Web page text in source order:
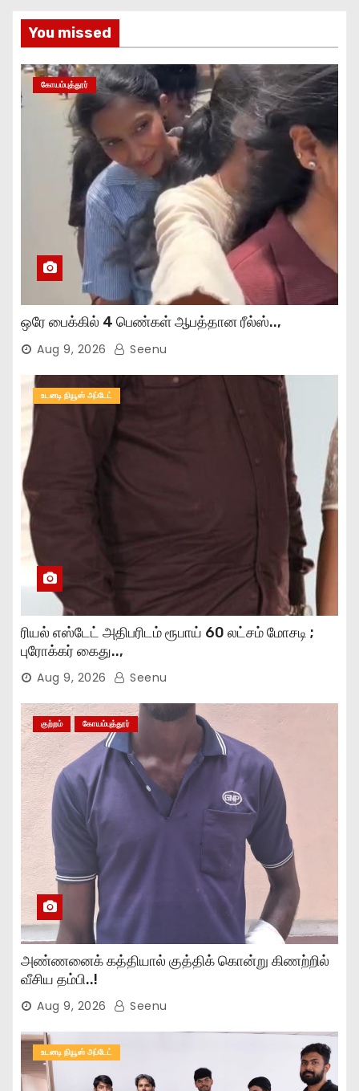
You missed
கோயம்புத்தூர்
ஒரே பைக்கில் 4 பெண்கள் ஆபத்தான ரீல்ஸ்..,
Aug 9, 2026 Seenu
உடனடி நியூஸ் அப்டேட்
ரியல் எஸ்டேட் அதிபரிடம் ரூபாய் 60 லட்சம் மோசடி ;
புரோக்கர் கைது..,
Aug 9, 2026 Seenu
குற்றம் கோயம்புத்தூர்
அண்ணனைக் கத்தியால் குத்திக் கொன்று கிணற்றில்
வீசிய தம்பி..!
Aug 9, 2026 Seenu
உடனடி நியூஸ் அப்டேட்